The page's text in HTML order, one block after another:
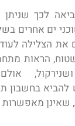
לכך שניתן
ים אחרים
הצלילה לעוד
הראות
בחשבון
שאינן מאפשרות